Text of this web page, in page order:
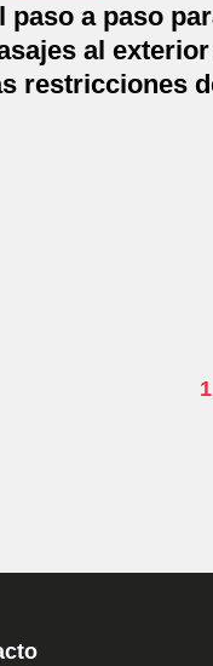
paso a paso
al
restricciones
1